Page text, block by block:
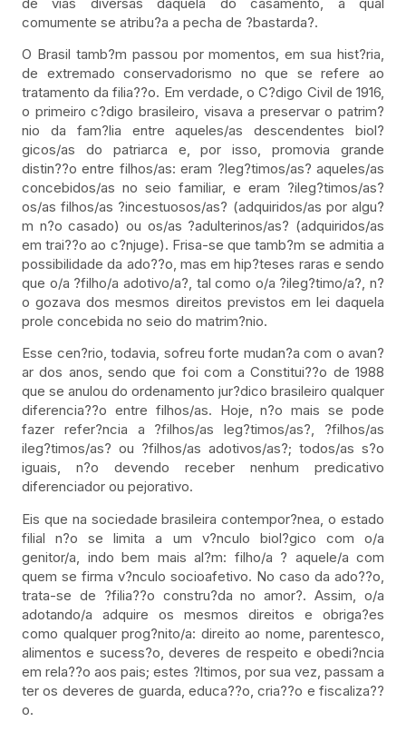
comumente se atribu?a a pecha de ?bastarda?.
O Brasil tamb?m passou por momentos, em sua hist?ria,
de extremado conservadorismo no que se refere ao
tratamento da filia??o. Em verdade, o C?digo Civil de 1916,
o primeiro c?digo brasileiro, visava a preservar o patrim?
nio da fam?lia entre aqueles/as descendentes biol?
gicos/as do patriarca e, por isso, promovia grande
distin??o entre filhos/as: eram ?leg?timos/as? aqueles/as
concebidos/as no seio familiar, e eram ?ileg?timos/as?
os/as filhos/as ?incestuosos/as? (adquiridos/as por algu?
m n?o casado) ou os/as ?adulterinos/as? (adquiridos/as
em trai??o ao c?njuge). Frisa-se que tamb?m se admitia a
possibilidade da ado??o, mas em hip?teses raras e sendo
que o/a ?filho/a adotivo/a?, tal como o/a ?ileg?timo/a?, n?
o gozava dos mesmos direitos previstos em lei daquela
prole concebida no seio do matrim?nio.
Esse cen?rio, todavia, sofreu forte mudan?a com o avan?
ar dos anos, sendo que foi com a Constitui??o de 1988
que se anulou do ordenamento jur?dico brasileiro qualquer
diferencia??o entre filhos/as. Hoje, n?o mais se pode
fazer refer?ncia a ?filhos/as leg?timos/as?, ?filhos/as
ileg?timos/as? ou ?filhos/as adotivos/as?; todos/as s?o
iguais, n?o devendo receber nenhum predicativo
diferenciador ou pejorativo.
Eis que na sociedade brasileira contempor?nea, o estado
filial n?o se limita a um v?nculo biol?gico com o/a
genitor/a, indo bem mais al?m: filho/a ? aquele/a com
quem se firma v?nculo socioafetivo. No caso da ado??o,
trata-se de ?filia??o constru?da no amor?. Assim, o/a
adotando/a adquire os mesmos direitos e obriga?es
como qualquer prog?nito/a: direito ao nome, parentesco,
alimentos e sucess?o, deveres de respeito e obedi?ncia
em rela??o aos pais; estes ?ltimos, por sua vez, passam a
ter os deveres de guarda, educa??o, cria??o e fiscaliza??
o.